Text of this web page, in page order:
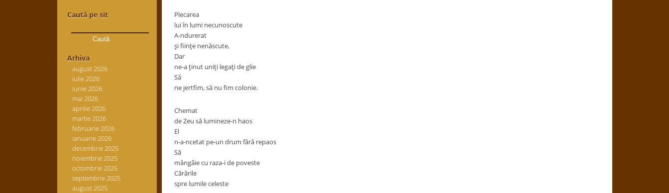
Caută pe sit
după:
Arhiva
august 2026
iulie 2026
iunie 2026
mai 2026
aprilie 2026
martie 2026
februarie 2026
ianuarie 2026
decembrie 2025
noiembrie 2025
octombrie 2025
septembrie 2025
august 2025
Plecarea
lui în lumi necunoscute
A-ndurerat
şi fiinţe nenăscute,
Dar
ne-a ţinut uniţi legaţi de glie
Să
ne jertfim, să nu fim colonie.
Chemat
de Zeu să lumineze-n haos
El
n-a-ncetat pe-un drum fără repaos
Să
mângâie cu raza-i de poveste
Cărările
spre lumile celeste